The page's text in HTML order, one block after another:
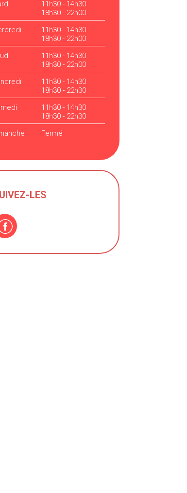
11h30 - 14h30
18h30 - 22h00
11h30 - 14h30
18h30 - 22h00
11h30 - 14h30
18h30 - 22h00
11h30 - 14h30
18h30 - 22h30
11h30 - 14h30
18h30 - 22h30
Fermé
LES